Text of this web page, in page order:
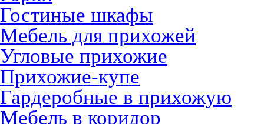
Гостиные шкафы
Мебель для прихожей
Угловые прихожие
Прихожие-купе
Гардеробные в прихожую
Мебель в коридор